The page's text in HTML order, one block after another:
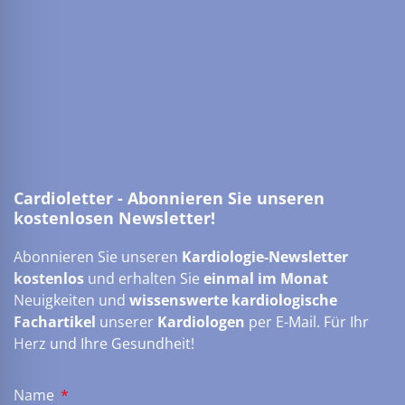
Cardioletter - Abonnieren Sie unseren
kostenlosen Newsletter!
Abonnieren Sie unseren Kardiologie-Newsletter
kostenlos und erhalten Sie einmal im Monat
Neuigkeiten und wissenswerte kardiologische
Fachartikel unserer Kardiologen per E-Mail. Für Ihr
Herz und Ihre Gesundheit!
Name